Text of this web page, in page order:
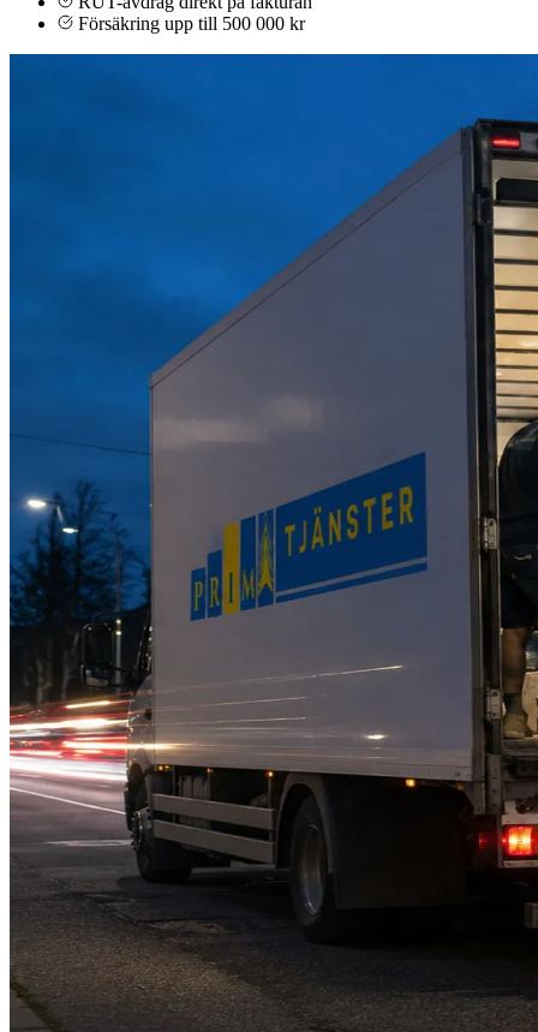
Försäkring upp till 500 000 kr